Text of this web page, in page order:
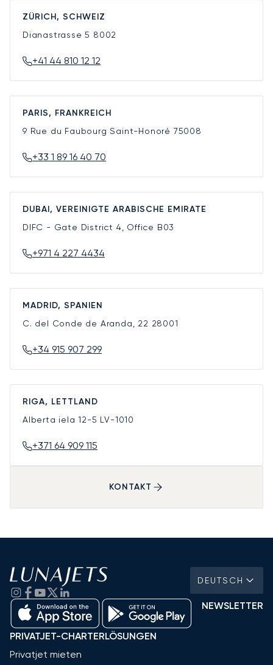
ZÜRICH, SCHWEIZ
Dianastrasse 5 8002
+41 44 810 12 12
PARIS, FRANKREICH
9 Rue du Faubourg Saint-Honoré 75008
+33 1 89 16 40 70
DUBAI, VEREINIGTE ARABISCHE EMIRATE
DIFC - Gate District 4, Office B03
+971 4 227 4434
MADRID, SPANIEN
C. del Conde de Aranda, 22 28001
+34 915 907 299
RIGA, LETTLAND
Alberta iela 12-5 LV-1010
+371 64 909 115
KONTAKT
DEUTSCH
NEWSLETTER
PRIVATJET-CHARTERLÖSUNGEN
Privatjet mieten